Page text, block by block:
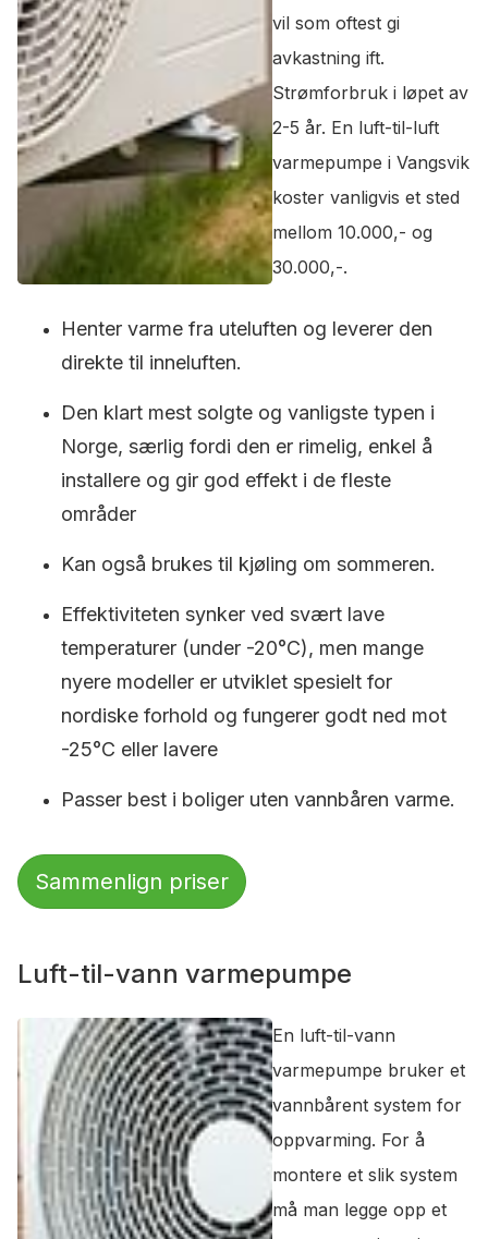
vil som oftest gi
avkastning ift.
Strømforbruk i løpet av
2-5 år. En luft-til-luft
varmepumpe i Vangsvik
koster vanligvis et sted
mellom 10.000,- og
30.000,-.
Henter varme fra uteluften og leverer den
direkte til inneluften.
Den klart mest solgte og vanligste typen i
Norge, særlig fordi den er rimelig, enkel å
installere og gir god effekt i de fleste
områder
Kan også brukes til kjøling om sommeren.
Effektiviteten synker ved svært lave
temperaturer (under -20°C), men mange
nyere modeller er utviklet spesielt for
nordiske forhold og fungerer godt ned mot
-25°C eller lavere
Passer best i boliger uten vannbåren varme.
Sammenlign priser
Luft-til-vann varmepumpe
En luft-til-vann
varmepumpe bruker et
vannbårent system for
oppvarming. For å
montere et slik system
må man legge opp et